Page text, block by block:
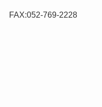
FAX:052-769-2228